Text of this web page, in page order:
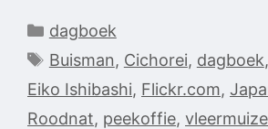
Categorieën
dagboek
Tags
Buisman, Cichorei, dagboek,
Eiko Ishibashi, Flickr.com,
Roodnat, peekoffie,